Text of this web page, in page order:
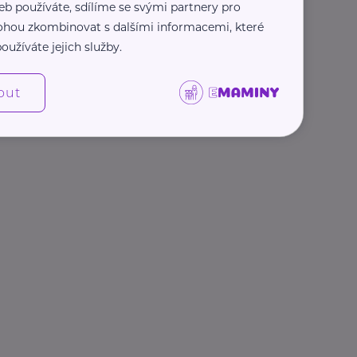
používáte, sdílíme se svými partnery pro
zkombinovat s dalšími informacemi, které
jejich služby.